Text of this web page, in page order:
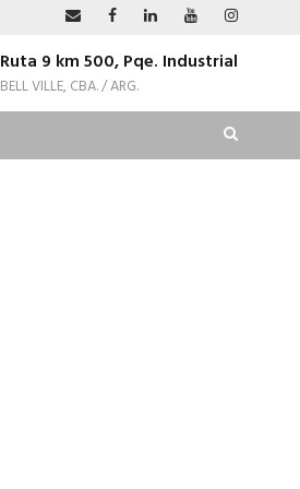
Ruta 9 km 500, Pqe. Industrial
BELL VILLE, CBA. / ARG.